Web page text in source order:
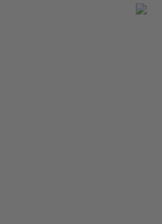
Bildergalerie überspringen